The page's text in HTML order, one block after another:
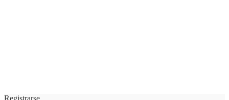
Registrarse